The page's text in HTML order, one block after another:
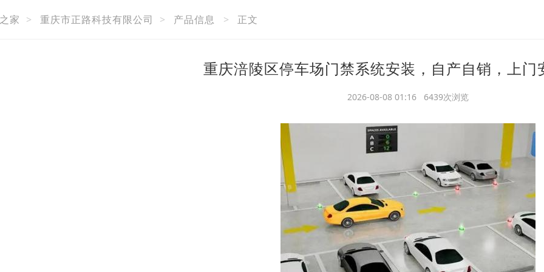
家 > 重庆市正路科技有限公司 > 产品信息 > 正文
重庆涪陵区停车场门禁系统安装，自产自销，上门
2026-08-08 01:16 6439次浏览